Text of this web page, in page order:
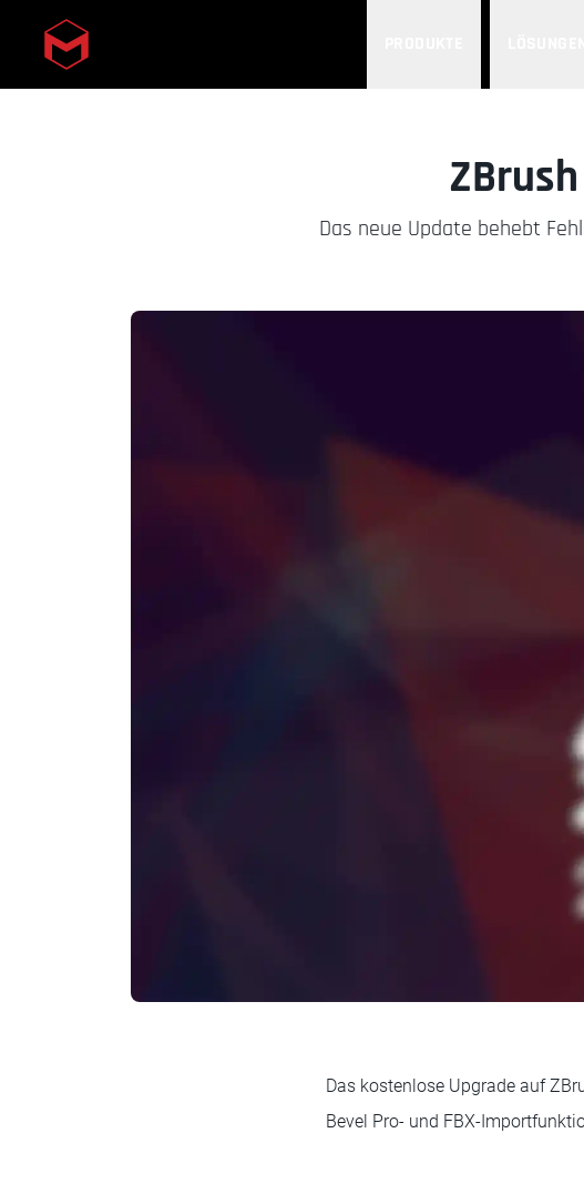
Skip to main content
Das neue Update behebt
Das kostenlose Upgrade auf
Bevel Pro- und FBX-